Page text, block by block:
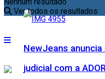
NewJeans
judicial com a
Ver todos os resultados